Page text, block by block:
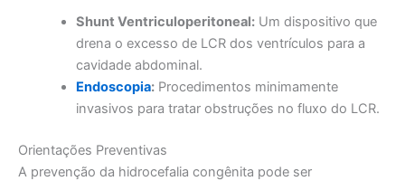
Shunt Ventriculoperitoneal:Um dispositivo que
drena o excesso de LCR dos ventrículos para a
cavidade abdominal.
Endoscopia:Procedimentos minimamente
invasivos para tratar obstruções no fluxo do LCR.
Orientações Preventivas
A prevenção da hidrocefalia congênita pode ser